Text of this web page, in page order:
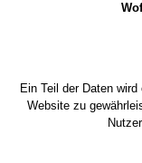
Ein Teil der Daten
Website zu